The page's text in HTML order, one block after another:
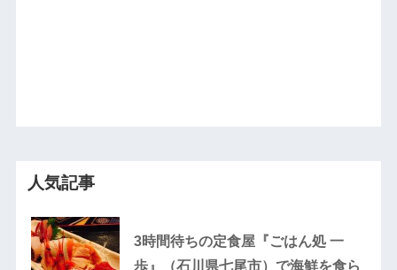
人気記事
3時間待ちの定食屋『ごはん処 一
歩』（石川県七尾市）で海鮮を食ら